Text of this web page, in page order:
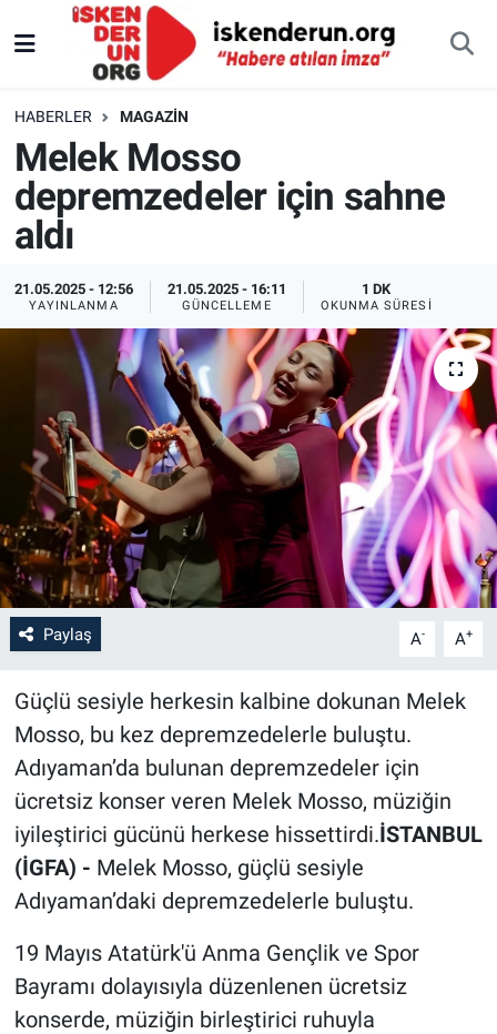
HABERLER MAGAZIN
Melek Mosso
depremzedeler için sahne
aldı
21.05.2025 - 12:56
YAYINLANMA
21.05.2025 - 16:11
GÜNCELLEME
1 DK
OKUNMA SÜRESI
Paylaş A- A+
Güçlü sesiyle herkesin kalbine dokunan Melek
Mosso, bu kez depremzedelerle buluştu.
Adıyaman’da bulunan depremzedeler için
ücretsiz konser veren Melek Mosso, müziğin
iyileştirici gücünü herkese hissettirdi.İSTANBUL
(İGFA) - Melek Mosso, güçlü sesiyle
Adıyaman’daki depremzedelerle buluştu.
19 Mayıs Atatürk'ü Anma Gençlik ve Spor
Bayramı dolayısıyla düzenlenen ücretsiz
konserde, müziğin birleştirici ruhuyla